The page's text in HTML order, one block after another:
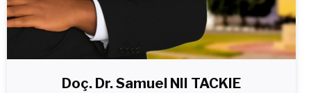
Doç. Dr. Samuel NII TACKIE